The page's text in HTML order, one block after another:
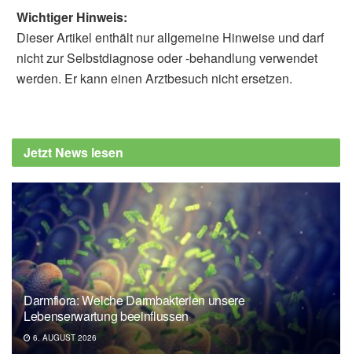
Wichtiger Hinweis:
Dieser Artikel enthält nur allgemeine Hinweise und darf
nicht zur Selbstdiagnose oder -behandlung verwendet
werden. Er kann einen Arztbesuch nicht ersetzen.
Jetzt News lesen
Darmflora: Welche Darmbakterien unsere
Lebenserwartung beeinflussen
6. AUGUST 2026